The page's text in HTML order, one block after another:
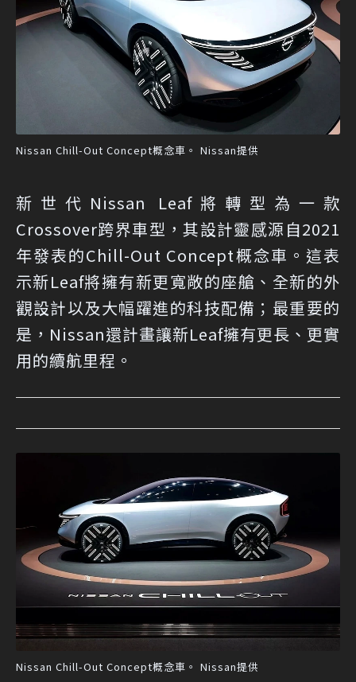
Nissan Chill-Out Concept概念車。 Nissan提供
新世代Nissan Leaf將轉型為一款
Crossover跨界車型，其設計靈感源自2021
年發表的Chill-Out Concept概念車。這表
示新Leaf將擁有新更寬敞的座艙、全新的外
觀設計以及大幅躍進的科技配備；最重要的
是，Nissan還計畫讓新Leaf擁有更長、更實
用的續航里程。
Nissan Chill-Out Concept概念車。 Nissan提供